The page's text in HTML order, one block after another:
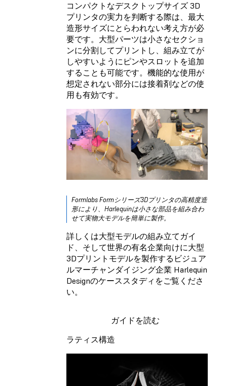
コンパクトなデスクトップサイズ 3D
プリンタの実力を判断する際は、最大
造形サイズにとらわれない考え方が必
要です。大型パーツは小さなセクショ
ンに分割してプリントし、組み立てが
しやすいようにピンやスロットを追加
することも可能です。機能的な使用が
想定されない部分には接着剤などの使
用も有効です。
Formlabs Formシリーズ3Dプリンタの高精度造
形により、Harlequinは小さな部品を組み合わ
せて実物大モデルを簡単に製作。
詳しくは大型モデルの組み立てガイ
ド、そして世界の有名企業向けに大型
3Dプリントモデルを製作するビジュア
ルマーチャンダイジング企業 Harlequin
Designのケーススタディをご覧くださ
い。
ガイドを読む
ラティス構造